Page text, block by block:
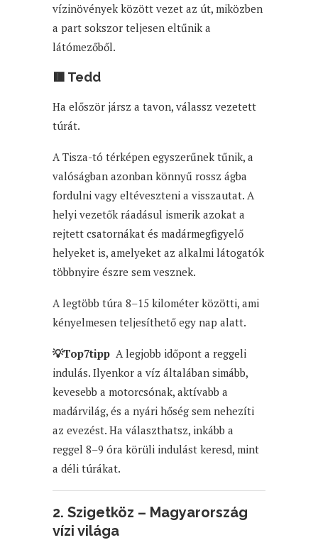
vízinövények között vezet az út, miközben
a part sokszor teljesen eltűnik a
látómezőből.
🟥 Tedd
Ha először jársz a tavon, válassz vezetett
túrát.
A Tisza-tó térképen egyszerűnek tűnik, a
valóságban azonban könnyű rossz ágba
fordulni vagy eltéveszteni a visszautat. A
helyi vezetők ráadásul ismerik azokat a
rejtett csatornákat és madármegfigyelő
helyeket is, amelyeket az alkalmi látogatók
többnyire észre sem vesznek.
A legtöbb túra 8–15 kilométer közötti, ami
kényelmesen teljesíthető egy nap alatt.
💡Top7tipp A legjobb időpont a reggeli
indulás. Ilyenkor a víz általában simább,
kevesebb a motorcsónak, aktívabb a
madárvilág, és a nyári hőség sem nehezíti
az evezést. Ha választhatsz, inkább a
reggel 8–9 óra körüli indulást keresd, mint
a déli túrákat.
2. Szigetköz – Magyarország
vízi világa